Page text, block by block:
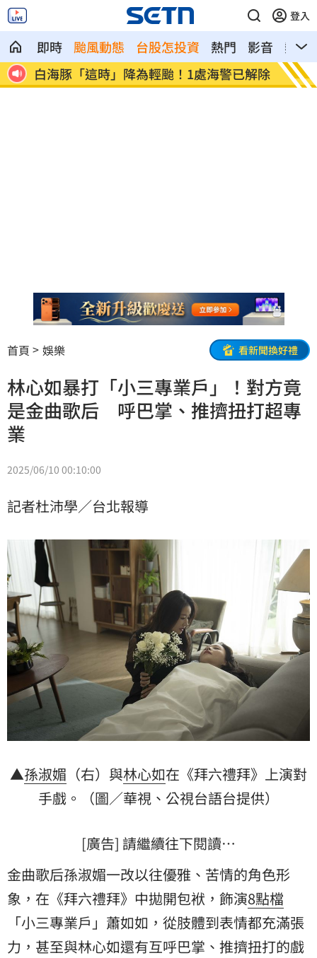
登入
即時 颱風動態 台股怎投資 熱門 影音
熱搜
白海豚「這時」降為輕颱！1處海警已解除 姜厚
首頁 娛樂 看新聞換好禮
林心如暴打「小三專業戶」！對方竟
是金曲歌后 呼巴掌、推擠扭打超專
業
2025/06/10 00:10:00
記者杜沛學／台北報導
▲孫淑媚 （右）與林心如在《拜六禮拜》上演對
手戲。（圖／華視、公視台語台提供）
[廣告] 請繼續往下閱讀…
金曲歌后孫淑媚一改以往優雅、苦情的角色形
象，在《拜六禮拜》中拋開包袱，飾演8點檔
「小三專業戶」蕭如如，從肢體到表情都充滿張
力，甚至與林心如還有互呼巴掌、推擠扭打的戲